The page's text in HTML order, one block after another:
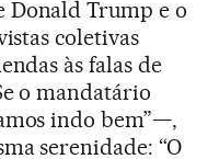
Donald Trump e o
coletivas
às falas de
o mandatário
indo bem”—,
serenidade: “O